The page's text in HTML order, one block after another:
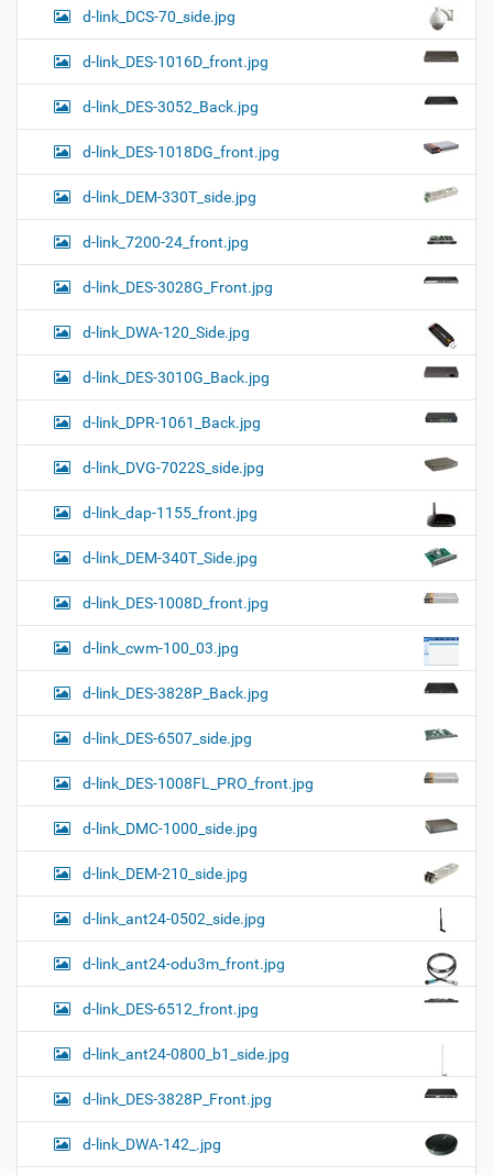
d-link_DCS-70_side.jpg
d-link_DES-1016D_front.jpg
d-link_DES-3052_Back.jpg
d-link_DES-1018DG_front.jpg
d-link_DEM-330T_side.jpg
d-link_7200-24_front.jpg
d-link_DES-3028G_Front.jpg
d-link_DWA-120_Side.jpg
d-link_DES-3010G_Back.jpg
d-link_DPR-1061_Back.jpg
d-link_DVG-7022S_side.jpg
d-link_dap-1155_front.jpg
d-link_DEM-340T_Side.jpg
d-link_DES-1008D_front.jpg
d-link_cwm-100_03.jpg
d-link_DES-3828P_Back.jpg
d-link_DES-6507_side.jpg
d-link_DES-1008FL_PRO_front.jpg
d-link_DMC-1000_side.jpg
d-link_DEM-210_side.jpg
d-link_ant24-0502_side.jpg
d-link_ant24-odu3m_front.jpg
d-link_DES-6512_front.jpg
d-link_ant24-0800_b1_side.jpg
d-link_DES-3828P_Front.jpg
d-link_DWA-142_.jpg